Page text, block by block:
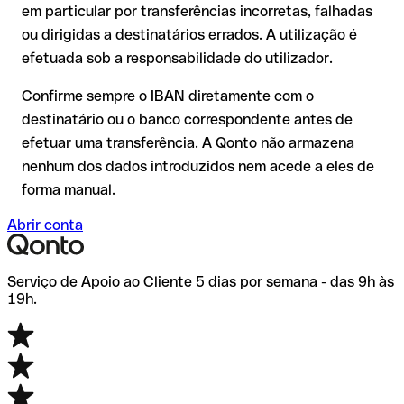
através de uma transferência de teste.
Recomendação
: verifique cada IBAN antes de efetuar uma
transferência com o nosso IBAN Checker gratuito e, em caso
de dúvida, confirme-o diretamente com o destinatário. Esta
precaução é especialmente importante com montantes
elevados ou em novas relações comerciais.
em particular por transferências incorretas, falhadas
ou dirigidas a destinatários errados. A utilização é
efetuada sob a responsabilidade do utilizador.
Confirme sempre o IBAN diretamente com o
destinatário ou o banco correspondente antes de
efetuar uma transferência. A Qonto não armazena
nenhum dos dados introduzidos nem acede a eles de
forma manual.
Abrir conta
Serviço de Apoio ao Cliente 5 dias por semana - das 9h às
19h.